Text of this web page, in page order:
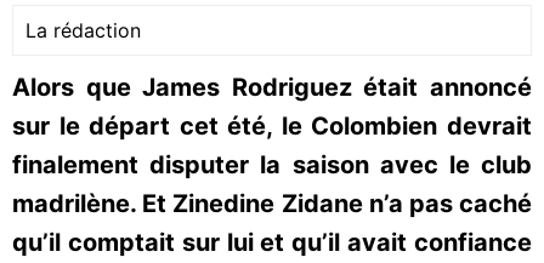
La rédaction
Alors que James Rodriguez était annoncé
sur le départ cet été, le Colombien devrait
finalement disputer la saison avec le club
madrilène. Et Zinedine Zidane n’a pas caché
qu’il comptait sur lui et qu’il avait confiance